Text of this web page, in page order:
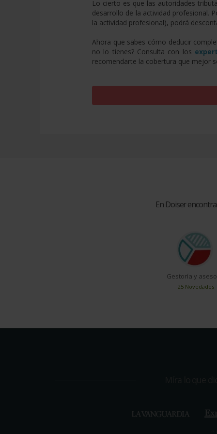
Lo cierto es que las autoridades
desarrollo de la actividad profesional.
la actividad profesional), podrá
Ahora que sabes cómo deducir
no lo tienes? Consulta con los
recomendarte la cobertura que mejor
En Doiser
Gestoría y
25 Novedades